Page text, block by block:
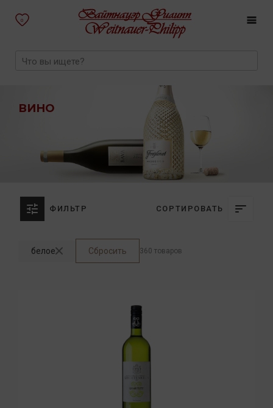
0
ВИНО
ФИЛЬТР СОРТИРОВАТЬ
белое Сбросить 360 товаров